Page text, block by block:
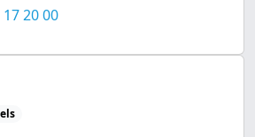
20 00